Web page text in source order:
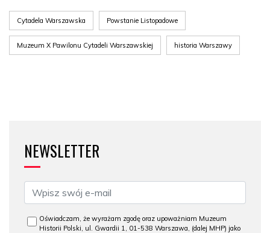
Cytadela Warszawska Powstanie Listopadowe
Muzeum X Pawilonu Cytadeli Warszawskiej historia Warszawy
NEWSLETTER
Oświadczam, że wyrażam zgodę oraz upoważniam Muzeum
Historii Polski, ul. Gwardii 1, 01-538 Warszawa, (dalej MHP) jako